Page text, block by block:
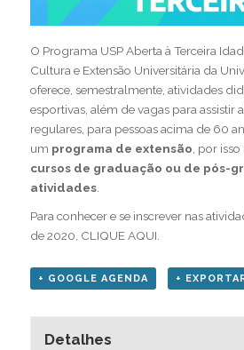
O Programa USP Aberta à Terceira
Cultura e Extensão Universitária da
oferece, semestralmente, atividades
esportivas, além de vagas para assistir
regulares, para pessoas acima de 60
um programa de extensão , por isso
cursos de graduação ou de pós-
atividades.
Para conhecer e se inscrever nas
de 2020, CLIQUE AQUI.
+ GOOGLE AGENDA +
Detalhes